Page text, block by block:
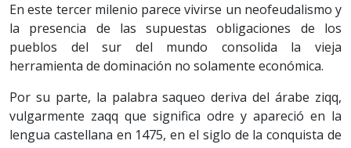
En este tercer milenio parece vivirse un neofeudalismo y
la presencia de las supuestas obligaciones de los
pueblos del sur del mundo consolida la vieja
herramienta de dominación no solamente económica.
Por su parte, la palabra saqueo deriva del árabe ziqq,
vulgarmente zaqq que significa odre y apareció en la
lengua castellana en 1475, en el siglo de la conquista de